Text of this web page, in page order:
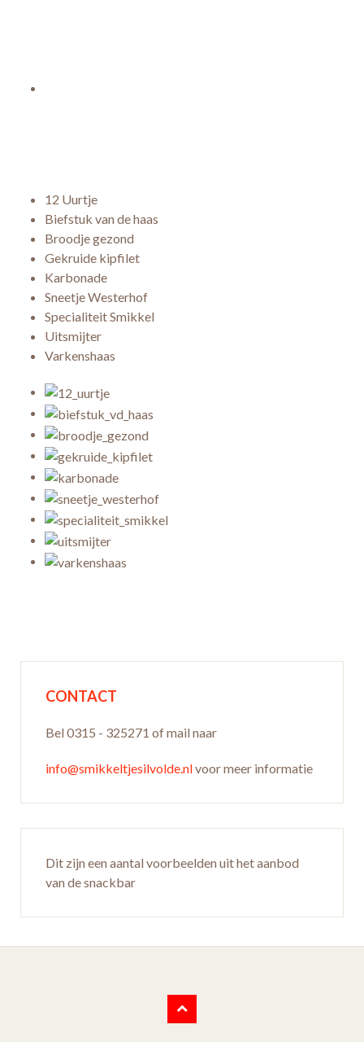
12 Uurtje
Biefstuk van de haas
Broodje gezond
Gekruide kipfilet
Karbonade
Sneetje Westerhof
Specialiteit Smikkel
Uitsmijter
Varkenshaas
CONTACT
Bel 0315 - 325271 of mail naar
info@smikkeltjesilvolde.nlvoor meer informatie
Dit zijn een aantal voorbeelden uit het aanbod
van de snackbar